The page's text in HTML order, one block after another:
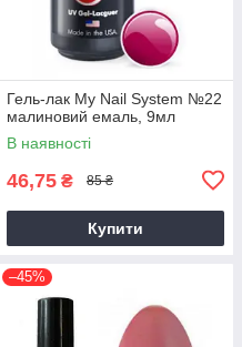
Гель-лак My Nail System №22
малиновий емаль, 9мл
В наявності
46,75 ₴ 85 ₴
Купити
–45%